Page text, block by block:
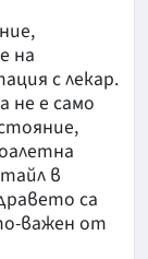
на
с лекар.
не е само
в
са
важен от